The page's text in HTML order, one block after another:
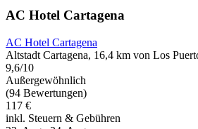
AC Hotel Cartagena
AC Hotel Cartagena
Altstadt Cartagena, 16,4 km von Los
9,6/10
Außergewöhnlich
(94 Bewertungen)
117 €
inkl. Steuern & Gebühren